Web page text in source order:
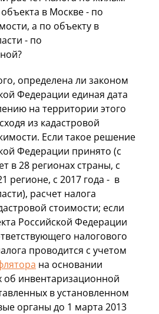
в Москве - по
а по объекту в
- по
определена ли законом
Федерации единая дата
на территории этого
из кадастровой
Если такое решение
Федерации принято (с
в 28 регионах страны, с
регионе, с 2017 года - в
расчет налога
стоимости; если
Российской Федерации
налогового
проводится с учетом
на основании
об инвентаризационной
в установленном
органы до 1 марта 2013